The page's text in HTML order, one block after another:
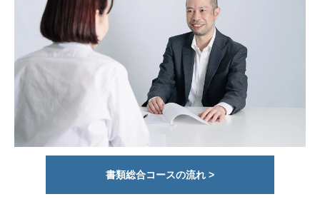
書類総合コースの流れ >